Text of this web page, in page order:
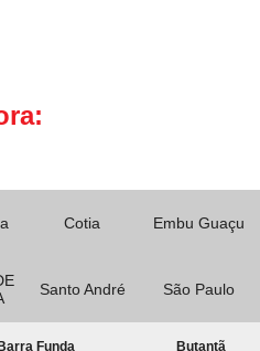
Cotia Embu Guaçu
Santo André São Paulo
Funda Butantã